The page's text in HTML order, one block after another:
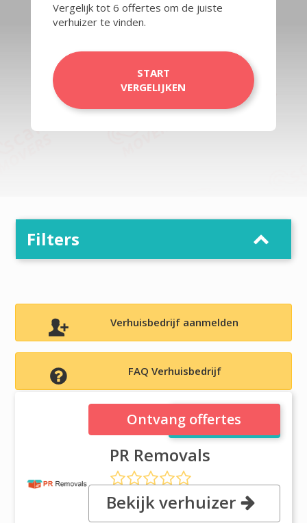
Vergelijk tot 6 offertes om de juiste
verhuizer te vinden.
START
VERGELIJKEN
Filters
Verhuisbedrijf aanmelden
FAQ Verhuisbedrijf
PR Removals
PR Removals
7 Shimar St, VIC 3978 Clyde
North
Ontvang offertes
Bekijk verhuizer